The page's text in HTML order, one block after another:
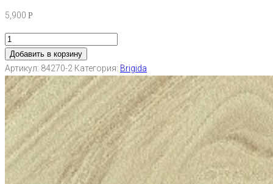
5,900 Р
Добавить в корзину
Артикул: 84270-2 Категория: Brigida